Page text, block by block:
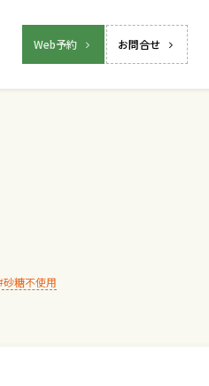
Web予約 お問合せ
砂糖不使用